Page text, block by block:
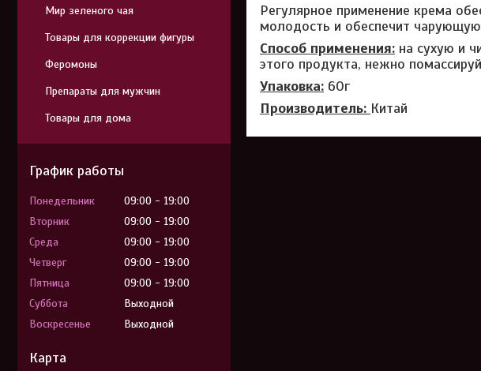
Регулярное применение крема
молодость и обеспечит
Способ применения: на сухую и
этого продукта, нежно
Упаковка: 60г
Производитель: Китай
Мир зеленого чая
Товары для коррекции фигуры
Феромоны
Препараты для мужчин
Товары для дома
График работы
Понедельник 09:00
19:00
Вторник
09:00
19:00
Среда
09:00
19:00
Четверг
09:00
19:00
Пятница
09:00
19:00
Суббота
Выходной
Воскресенье
Выходной
Карта